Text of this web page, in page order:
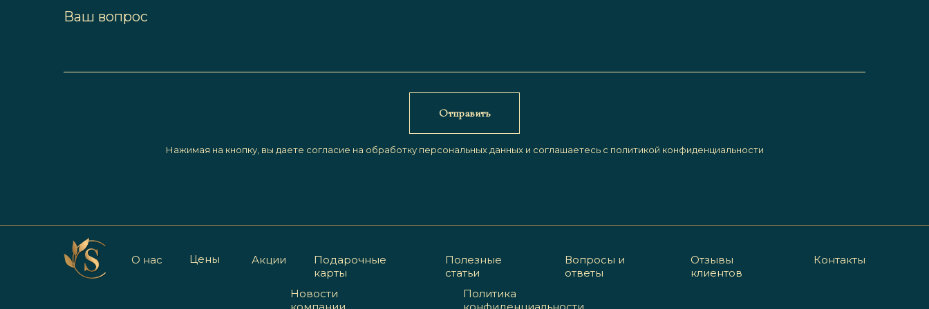
Ваш вопрос
Отправить
Нажимая на кнопку, вы даете согласие на обработку персональных данных и соглашаетесь c политикой конфиденциальности
Политика
Новости
О нас Акции
Подарочные
карты
Полезные
статьи
Вопросы и
ответы
Цены
Отзывы
клиентов
Контакты